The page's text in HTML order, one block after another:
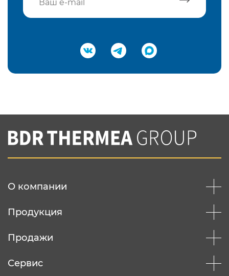
Подтвердить e-mail
Вы соглашаетесь с нашей политикой
конфеденциальности
О компании
Продукция
Продажи
Сервис